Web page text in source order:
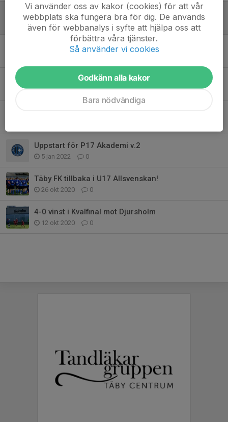
Helgens match finns nu publicerad på VEO
28 mar 2022 0
Ligacupen 2022 färdigspelad
Veckans matcher går nu att titta på!
10 mar 2022 0
Uppstart för P17 Akademi v.2
5 jan 2022 0
Täby FK tillbaka i U17 Allsvenskan!
26 okt 2020 0
4-0 vinst i Kvalfinal mot Djursholm
12 okt 2020 0
Vi använder oss av kakor (cookies) för att vår
webbplats ska fungera bra för dig. De används
även för webbanalys i syfte att hjälpa oss att
förbättra våra tjänster.
Så använder vi cookies
Godkänn alla kakor
Bara nödvändiga